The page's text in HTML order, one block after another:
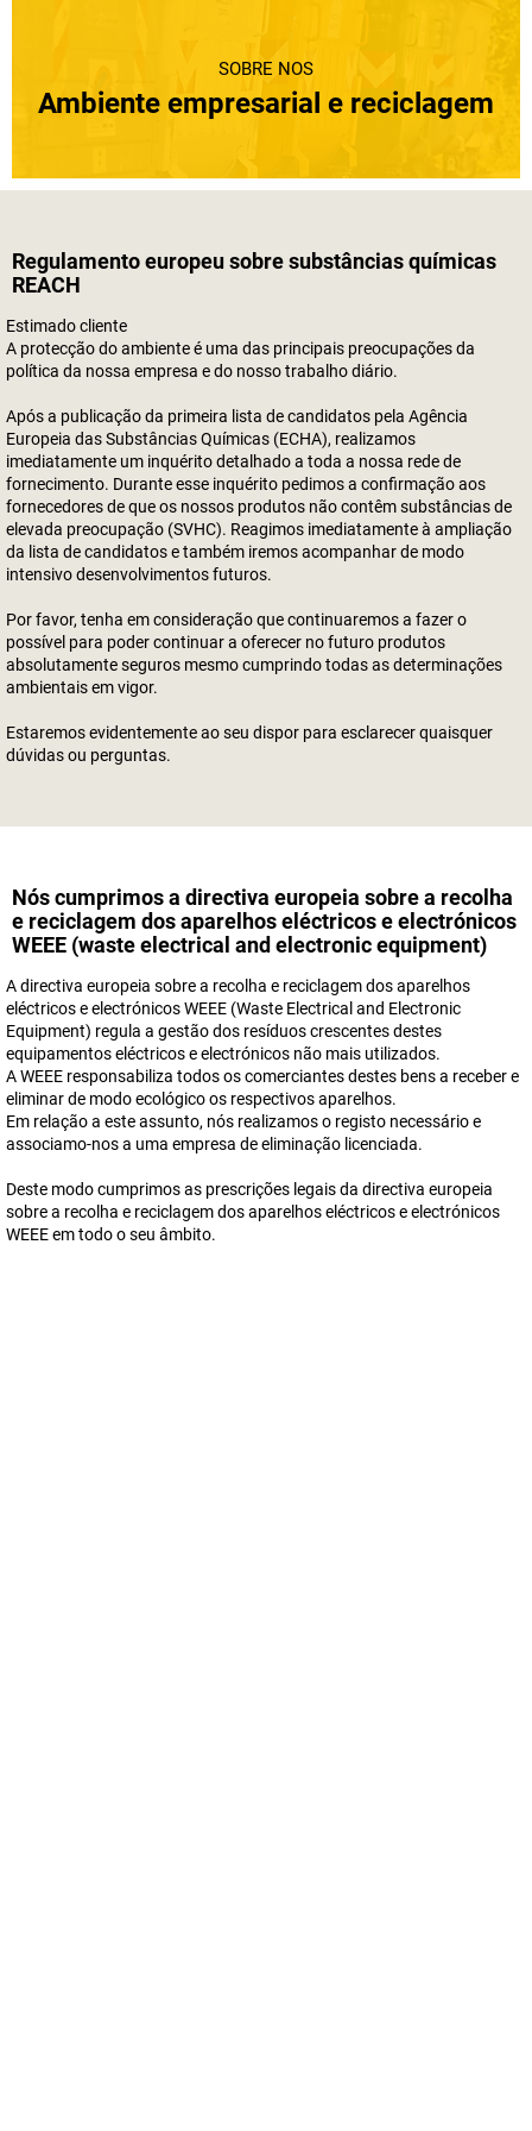
SOBRE NÓS
Ambiente empresarial e reciclagem
Regulamento europeu sobre substâncias químicas
REACH
Estimado cliente
A protecção do ambiente é uma das principais preocupações da
política da nossa empresa e do nosso trabalho diário.
Após a publicação da primeira lista de candidatos pela Agência
Europeia das Substâncias Químicas (ECHA), realizamos
imediatamente um inquérito detalhado a toda a nossa rede de
fornecimento. Durante esse inquérito pedimos a confirmação aos
fornecedores de que os nossos produtos não contêm substâncias de
elevada preocupação (SVHC). Reagimos imediatamente à ampliação
da lista de candidatos e também iremos acompanhar de modo
intensivo desenvolvimentos futuros.
Por favor, tenha em consideração que continuaremos a fazer o
possível para poder continuar a oferecer no futuro produtos
absolutamente seguros mesmo cumprindo todas as determinações
ambientais em vigor.
Estaremos evidentemente ao seu dispor para esclarecer quaisquer
dúvidas ou perguntas.
Nós cumprimos a directiva europeia sobre a recolha
e reciclagem dos aparelhos eléctricos e electrónicos
WEEE (waste electrical and electronic equipment)
A directiva europeia sobre a recolha e reciclagem dos aparelhos
eléctricos e electrónicos WEEE (Waste Electrical and Electronic
Equipment) regula a gestão dos resíduos crescentes destes
equipamentos eléctricos e electrónicos não mais utilizados.
A WEEE responsabiliza todos os comerciantes destes bens a receber e
eliminar de modo ecológico os respectivos aparelhos.
Em relação a este assunto, nós realizamos o registo necessário e
associamo-nos a uma empresa de eliminação licenciada.
Deste modo cumprimos as prescrições legais da directiva europeia
sobre a recolha e reciclagem dos aparelhos eléctricos e electrónicos
WEEE em todo o seu âmbito.